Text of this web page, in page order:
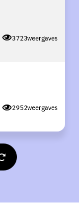
3723weergaves
2952weergaves